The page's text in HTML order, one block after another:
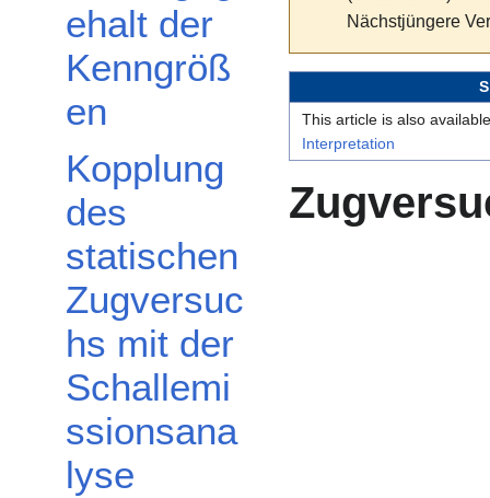
ehalt der
Kenngröß
en
Kopplung
des
statischen
Zugversuc
hs mit der
Schallemi
ssionsana
lyse
Nächstjüngere
This article is also
Interpretation